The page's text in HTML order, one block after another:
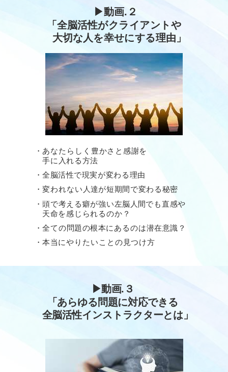
▶︎動画.２
「全脳活性がクライアントや
大切な人を幸せにする理由」
▶︎動画.３
「あらゆる問題に対応できる
全脳活性インストラクターとは 」
・あなたらしく豊かさと感謝を
手に入れる方法
・全脳活性で現実が変わる理由
・変われない人達が短期間で変わる秘密
・頭で考える癖が強い左脳人間でも直感や
天命を感じられるのか？
・全ての問題の根本にあるのは潜在意識？
・本当にやりたいことの見つけ方